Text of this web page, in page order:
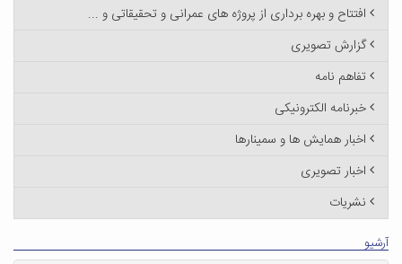
افتتاح و بهره برداری از پروژه های عمرانی و تحقیقاتی و ...
گزارش تصویری
تفاهم نامه
خبرنامه الکترونیکی
اخبار همایش ها و سمینارها
اخبار تصویری
نشریات
آرشیو